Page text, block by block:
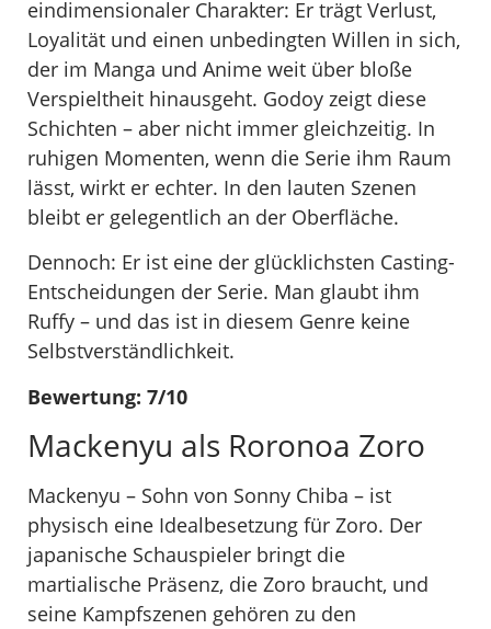
eindimensionaler Charakter: Er trägt Verlust,
Loyalität und einen unbedingten Willen in sich,
der im Manga und Anime weit über bloße
Verspieltheit hinausgeht. Godoy zeigt diese
Schichten – aber nicht immer gleichzeitig. In
ruhigen Momenten, wenn die Serie ihm Raum
lässt, wirkt er echter. In den lauten Szenen
bleibt er gelegentlich an der Oberfläche.
Dennoch: Er ist eine der glücklichsten Casting-
Entscheidungen der Serie. Man glaubt ihm
Ruffy – und das ist in diesem Genre keine
Selbstverständlichkeit.
Bewertung: 7/10
Mackenyu als Roronoa Zoro
Mackenyu – Sohn von Sonny Chiba – ist
physisch eine Idealbesetzung für Zoro. Der
japanische Schauspieler bringt die
martialische Präsenz, die Zoro braucht, und
seine Kampfszenen gehören zu den